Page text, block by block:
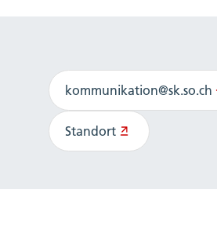
kommunikation@sk.so.ch
Standort